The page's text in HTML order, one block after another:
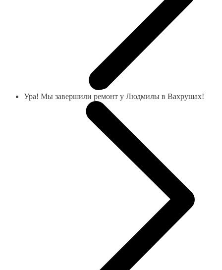
Ура! Мы завершили ремонт у Людмилы в Вахрушах!